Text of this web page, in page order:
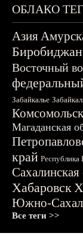
ОБЛАКО
Азия
Биробиджан
Восточный
Забайкалье
Магаданская
край Республика
Сахалинская
Хабаровск
Южно-
Все теги >>